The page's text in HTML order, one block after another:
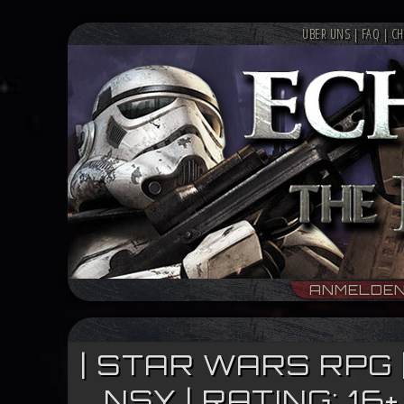
ÜBER UNS| FAQ|
| STAR WARS